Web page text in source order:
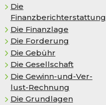
Die
Finanzberichterstattung
Die Finanzlage
Die Forderung
Die Gebühr
Die Gesellschaft
Die Ge­winn-und-Ver­
lust-Rech­nung
Die Grundlagen